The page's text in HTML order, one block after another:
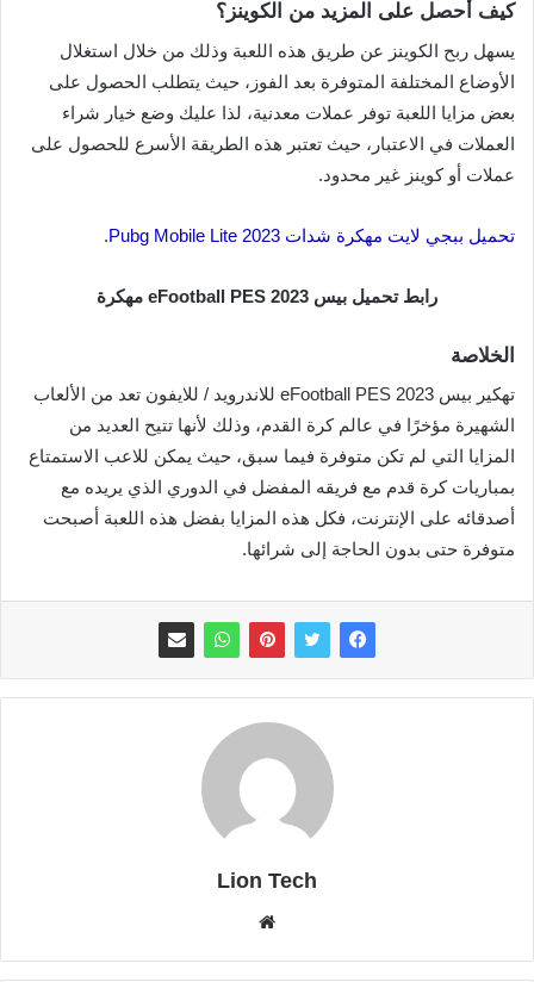
كيف أحصل على المزيد من الكوينز؟
يسهل ربح الكوينز عن طريق هذه اللعبة وذلك من خلال استغلال
الأوضاع المختلفة المتوفرة بعد الفوز، حيث يتطلب الحصول على
بعض مزايا اللعبة توفر عملات معدنية، لذا عليك وضع خيار شراء
العملات في الاعتبار، حيث تعتبر هذه الطريقة الأسرع للحصول على
عملات أو كوينز غير محدود.
تحميل ببجي لايت مهكرة شدات 2023 Pubg Mobile Lite .
رابط تحميل بيس 2023 eFootball PES مهكرة
الخلاصة
تهكير بيس 2023 eFootball PES للاندرويد / للايفون تعد من الألعاب
الشهيرة مؤخرًا في عالم كرة القدم، وذلك لأنها تتيح العديد من
المزايا التي لم تكن متوفرة فيما سبق، حيث يمكن للاعب الاستمتاع
بمباريات كرة قدم مع فريقه المفضل في الدوري الذي يريده مع
أصدقائه على الإنترنت، فكل هذه المزايا بفضل هذه اللعبة أصبحت
متوفرة حتى بدون الحاجة إلى شرائها.
Lion Tech